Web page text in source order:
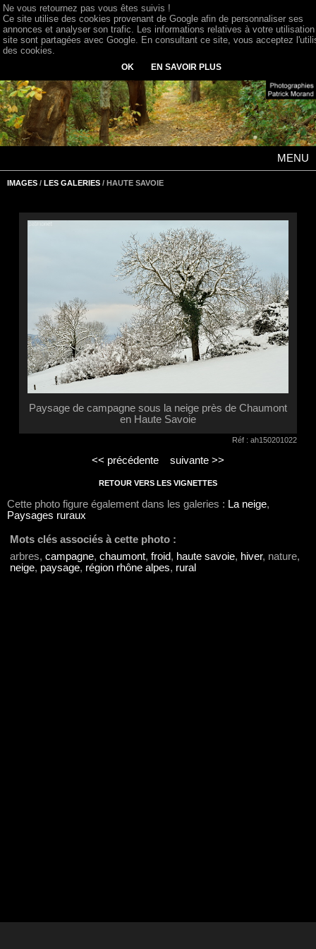
MENU
IMAGES / LES GALERIES / HAUTE SAVOIE
Paysage de campagne sous la neige près de Chaumont
en Haute Savoie
Réf : ah150201022
<< précédente suivante >>
RETOUR VERS LES VIGNETTES
Cette photo figure également dans les galeries : La neige,
Paysages ruraux
Mots clés associés à cette photo :
arbres, campagne, chaumont, froid, haute savoie, hiver, nature,
neige, paysage, région rhône alpes, rural
Ne vous retournez pas vous êtes suivis !
Ce site utilise des cookies provenant de Google afin de personnaliser ses
annonces et analyser son trafic. Les informations relatives à votre
site sont partagées avec Google. En consultant ce site, vous acceptez
des cookies.
OK EN SAVOIR PLUS